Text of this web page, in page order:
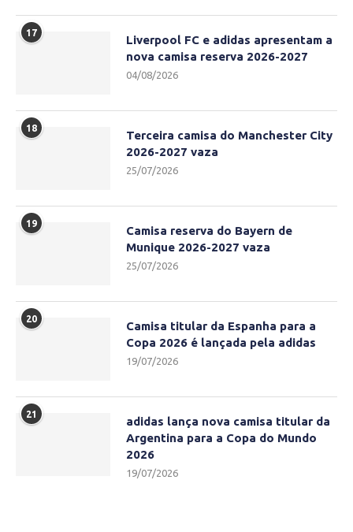
17
Liverpool FC e adidas apresentam a
nova camisa reserva 2026-2027
04/08/2026
18
Terceira camisa do Manchester City
2026-2027 vaza
25/07/2026
19
Camisa reserva do Bayern de
Munique 2026-2027 vaza
25/07/2026
20
Camisa titular da Espanha para a
Copa 2026 é lançada pela adidas
19/07/2026
21
adidas lança nova camisa titular da
Argentina para a Copa do Mundo
2026
19/07/2026